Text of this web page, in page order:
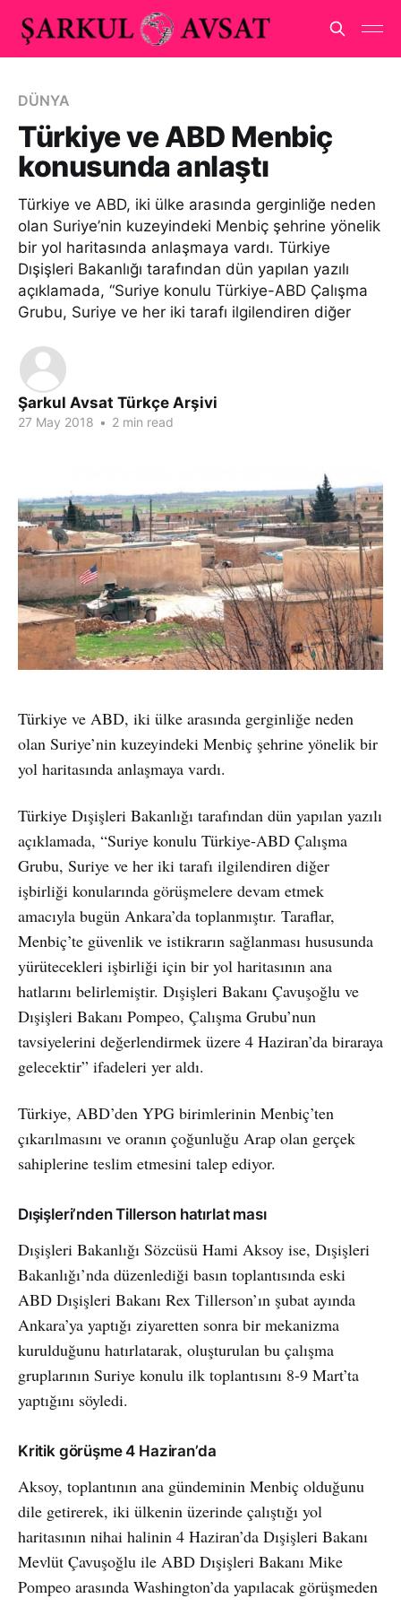
DÜNYA
Türkiye ve ABD Menbiç
konusunda anlaştı
Türkiye ve ABD, iki ülke arasında gerginliğe neden
olan Suriye’nin kuzeyindeki Menbiç şehrine yönelik
bir yol haritasında anlaşmaya vardı. Türkiye
Dışişleri Bakanlığı tarafından dün yapılan yazılı
açıklamada, “Suriye konulu Türkiye-ABD Çalışma
Grubu, Suriye ve her iki tarafı ilgilendiren diğer
Şarkul Avsat Türkçe Arşivi
27 May 2018 • 2 min read
Türkiye ve ABD, iki ülke arasında gerginliğe neden
olan Suriye’nin kuzeyindeki Menbiç şehrine yönelik bir
yol haritasında anlaşmaya vardı.
Türkiye Dışişleri Bakanlığı tarafından dün yapılan yazılı
açıklamada, “Suriye konulu Türkiye-ABD Çalışma
Grubu, Suriye ve her iki tarafı ilgilendiren diğer
işbirliği konularında görüşmelere devam etmek
amacıyla bugün Ankara’da toplanmıştır. Taraflar,
Menbiç’te güvenlik ve istikrarın sağlanması hususunda
yürütecekleri işbirliği için bir yol haritasının ana
hatlarını belirlemiştir. Dışişleri Bakanı Çavuşoğlu ve
Dışişleri Bakanı Pompeo, Çalışma Grubu’nun
tavsiyelerini değerlendirmek üzere 4 Haziran’da biraraya
gelecektir” ifadeleri yer aldı.
Türkiye, ABD’den YPG birimlerinin Menbiç’ten
çıkarılmasını ve oranın çoğunluğu Arap olan gerçek
sahiplerine teslim etmesini talep ediyor.
Dışişleri’nden Tillerson hatırlat ması
Dışişleri Bakanlığı Sözcüsü Hami Aksoy ise, Dışişleri
Bakanlığı’nda düzenlediği basın toplantısında eski
ABD Dışişleri Bakanı Rex Tillerson’ın şubat ayında
Ankara’ya yaptığı ziyaretten sonra bir mekanizma
kurulduğunu hatırlatarak, oluşturulan bu çalışma
gruplarının Suriye konulu ilk toplantısını 8-9 Mart’ta
yaptığını söyledi.
Kritik görüşme 4 Haziran’da
Aksoy, toplantının ana gündeminin Menbiç olduğunu
dile getirerek, iki ülkenin üzerinde çalıştığı yol
haritasının nihai halinin 4 Haziran’da Dışişleri Bakanı
Mevlüt Çavuşoğlu ile ABD Dışişleri Bakanı Mike
Pompeo arasında Washington’da yapılacak görüşmeden